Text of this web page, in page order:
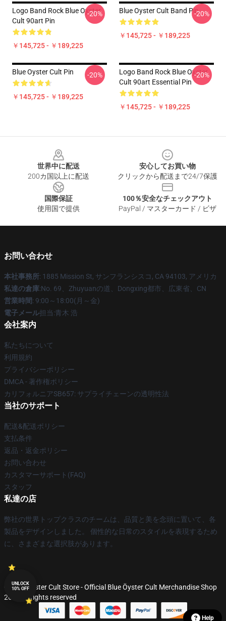
Logo Band Rock Blue Oyster
Cult 90art Pin
￥145,725 - ￥189,225
-20% Blue Oyster Cult Band Pin
￥145,725 - ￥189,225
-20%
Blue Oyster Cult Pin
￥145,725 - ￥189,225
-20%
Logo Band Rock Blue Oyster
Cult 90art Essential Pin
￥145,725 - ￥189,225
-20%
世界中に配送
200カ国以上に配送
安心してお買い物
クリックから配送まで24/7保護
国際保証
使用国で提供
100％安全なチェックアウト
PayPal / マスターカード / ビザ
お問い合わせ
本社事務所: 1885 Mission St, サンフランシスコ, CA 94103, アメリカ
私達の倉庫:No. 69、Zhuyuanの道、Dongxing都市、広東省、CN
営業時間: 9:00～18:00(月～金)
電子メール担当:青木 浩
会社案内
私たちについて
利用規約
プライバシーポリシー
DMCA - 著作権ポリシー
カリフォルニアSB657: サプライチェーンの透明性法
当社のサポート
配送&配送ポリシー
支払条件
返品・返金ポリシー
お問い合わせ
カスタマーサポート(FAQ)
スタッフ
私達の店
弊社の世界トップクラスのチームは、品質と美を念頭に置いて、各
製品をデザインしました。 個性的な日常のスタイルを表現するため
に、さまざまな選択肢があります。
© Blue Öyster Cult Store - Official Blue Öyster Cult Merchandise Shop
2026 all rights reserved
UNLOCK
10% OFF
Help